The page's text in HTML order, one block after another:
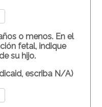
o menos. En el
fetal, indique
su hijo.
escriba N/A)